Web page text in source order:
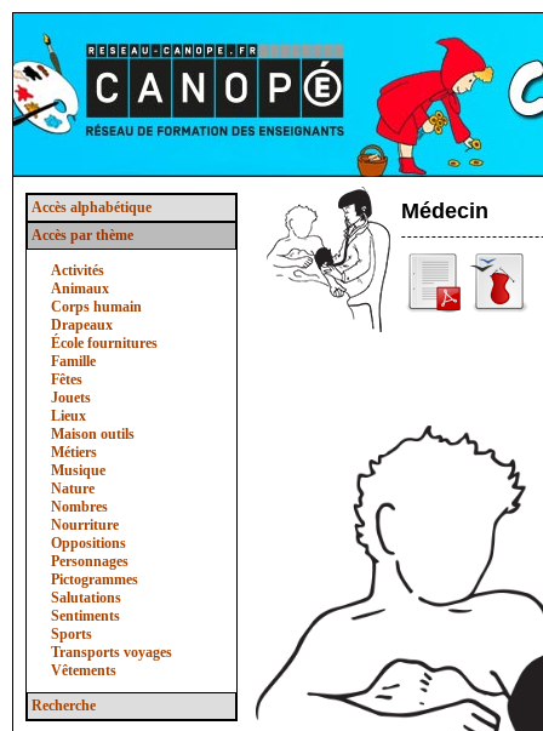
Accès alphabétique
Accès par thème
Activités
Animaux
Corps humain
Drapeaux
École fournitures
Famille
Fêtes
Jouets
Lieux
Maison outils
Métiers
Musique
Nature
Nombres
Nourriture
Oppositions
Personnages
Pictogrammes
Salutations
Sentiments
Sports
Transports voyages
Vêtements
Recherche
Médecin